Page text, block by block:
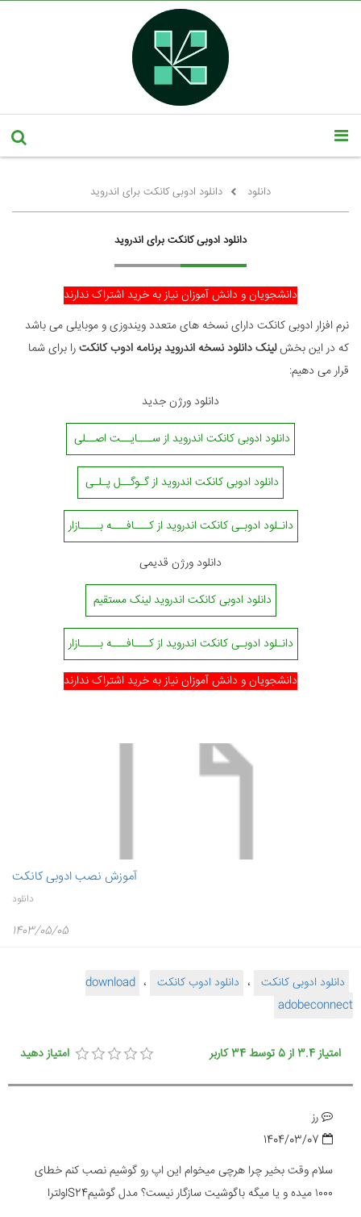
دانلود دانلود ادوبی کانکت برای اندروید
دانلود ادوبی کانکت برای اندروید
دانشجویان و دانش آموزان نیاز به خرید اشتراک ندارند
نرم افزار ادوبی کانکت دارای نسخه های متعدد ویندوزی و موبایلی می باشد
که در این بخشلینک دانلود نسخه اندروید برنامه ادوب کانکترا برای شما
قرار می دهیم:
دانلود ورژن جدید
دانلود ادوبی کانکت اندروید از ســـایــت اصــلی
دانلود ادوبی کانکت اندروید از گـوگــل پـلـی
دانـلود ادوبـی کانکت اندروید از کـــافـــه بــــازار
دانلود ورژن قدیمی
دانلود ادوبی کانکت اندروید لینک مستقیم
دانـلود ادوبـی کانکت اندروید از کـــافـــه بــــازار
دانشجویان و دانش آموزان نیاز به خرید اشتراک ندارند
آموزش نصب ادوبی کانکت
دانلود
1403/05/05
دانلود ادوبی کانکت ، دانلود ادوب کانکت ، download
adobeconnect
امتیاز دهید امتیاز3.4از5 توسط34کاربر
رز
سلام وقت بخیر چرا هرچی میخوام این اپ رو گوشیم نصب کنم خطای
۱۰۰۰ میده و یا میگه باگوشیت سازگار نیست؟ مدل گوشیمS24اولترا